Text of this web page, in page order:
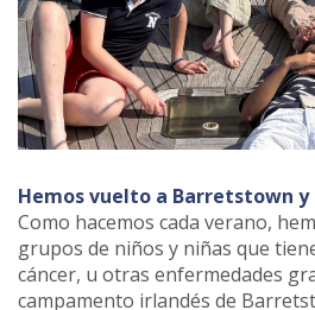
Hemos vuelto a Barretstown y
Como hacemos cada verano,
grupos de niños y niñas que
cáncer, u otras enfermedades
campamento irlandés de